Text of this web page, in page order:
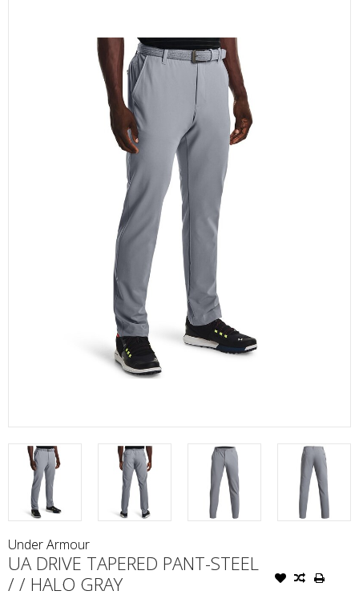
Under Armour
UA DRIVE TAPERED PANT-STEEL
/ / HALO GRAY